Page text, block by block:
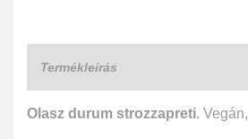
Termékleírás
Olasz durum strozzapreti. Vegán,